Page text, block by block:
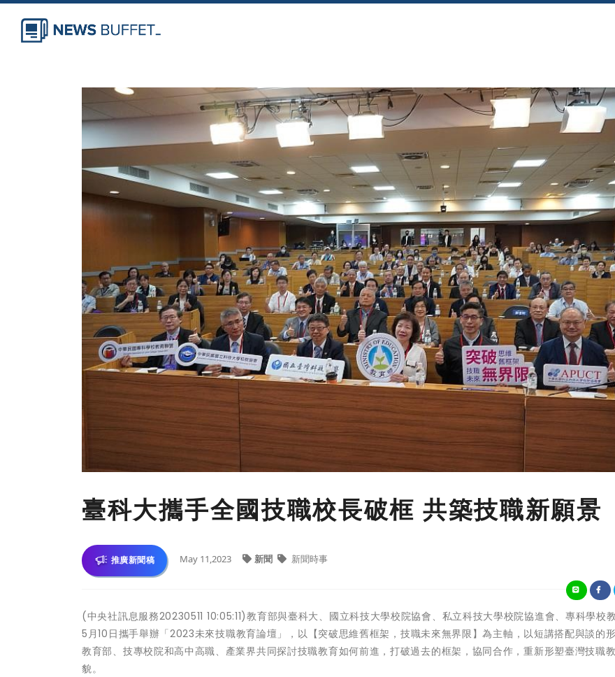
臺科大攜手全國技職校長破框 共築技職新願景
推廣新聞稿 May 11,2023 新聞 新聞時事
(中央社訊息服務20230511 10:05:11)教育部與臺科大、國立科技大學校院協會、私立科技大學校院協進會、專科學校
5月10日攜手舉辦「2023未來技職教育論壇」，以【突破思維舊框架，技職未來無界限】為主軸，以短講搭配與談的
教育部、技專校院和高中高職、產業界共同探討技職教育如何前進，打破過去的框架，協同合作，重新形塑臺灣技職
貌。